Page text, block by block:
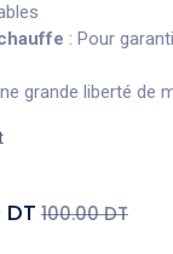
: Pour
grande liberté de
DT 100.00 DT